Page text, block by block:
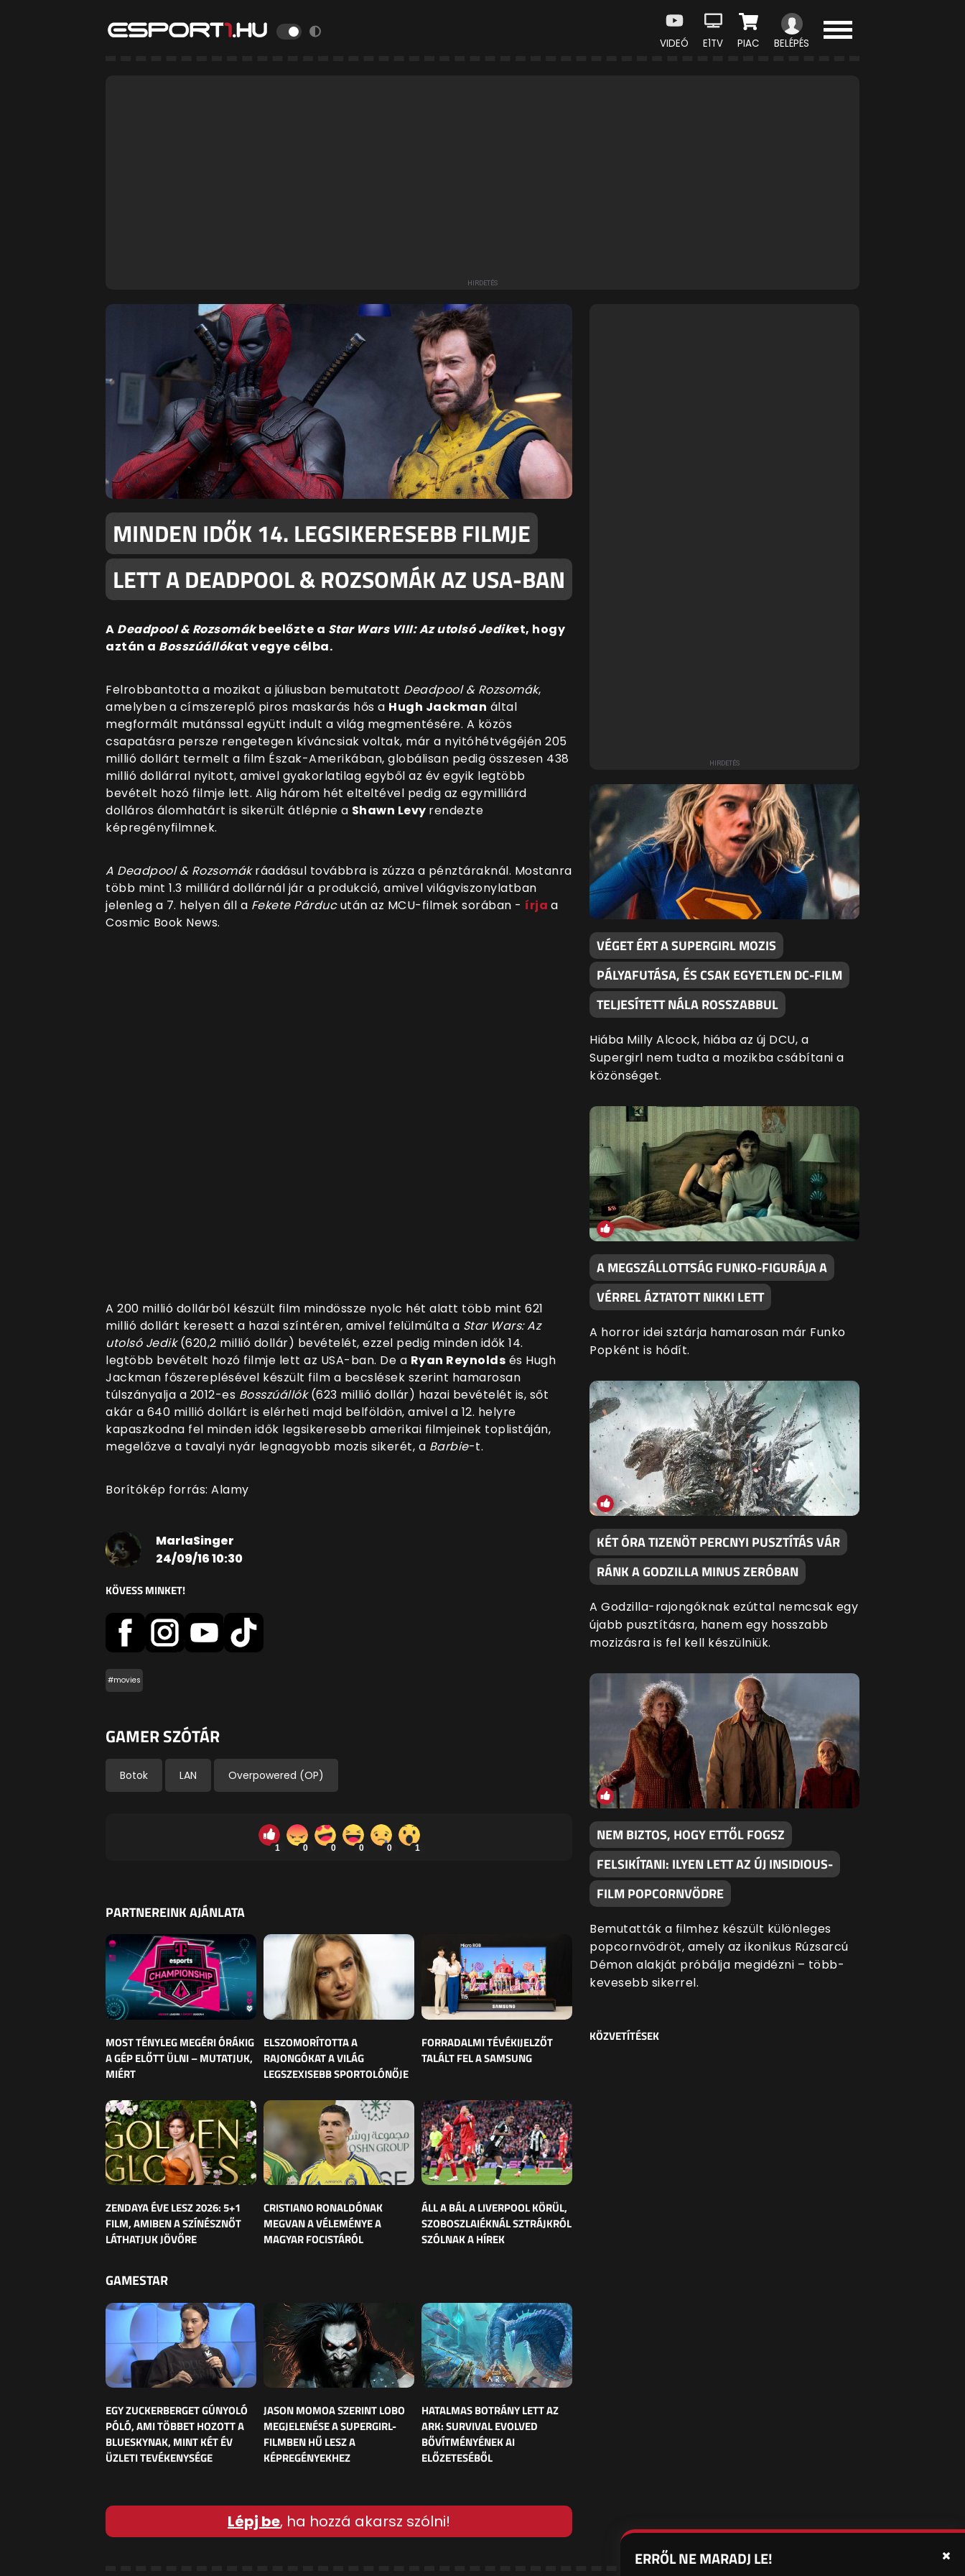
VIDEÓ E1TV PIAC BELÉPÉS
MINDEN IDŐK 14. LEGSIKERESEBB FILMJE
LETT A DEADPOOL & ROZSOMÁK AZ USA-BAN
A Deadpool & Rozsomákbeelőzte a Star Wars VIII: Az utolsó Jediket, hogy
aztán a Bosszúállókat vegye célba.
Felrobbantotta a mozikat a júliusban bemutatott Deadpool & Rozsomák,
amelyben a címszereplő piros maskarás hős a Hugh Jackman által
megformált mutánssal együtt indult a világ megmentésére. A közös
csapatásra persze rengetegen kíváncsiak voltak, már a nyitóhétvégéjén 205
millió dollárt termelt a film Észak-Amerikában, globálisan pedig összesen 438
millió dollárral nyitott, amivel gyakorlatilag egyből az év egyik legtöbb
bevételt hozó filmje lett. Alig három hét elteltével pedig az egymilliárd
dolláros álomhatárt is sikerült átlépnie a Shawn Levy rendezte
képregényfilmnek.
A Deadpool & Rozsomákráadásul továbbra is zúzza a pénztáraknál. Mostanra
több mint 1.3 milliárd dollárnál jár a produkció, amivel világviszonylatban
jelenleg a 7. helyen áll a Fekete Párducután az MCU-filmek sorában - írja a
Cosmic Book News.
A 200 millió dollárból készült film mindössze nyolc hét alatt több mint 621
millió dollárt keresett a hazai színtéren, amivel felülmúlta a Star Wars: Az
utolsó Jedik(620,2 millió dollár) bevételét, ezzel pedig minden idők 14.
legtöbb bevételt hozó filmje lett az USA-ban. De a Ryan Reynolds és Hugh
Jackman főszereplésével készült film a becslések szerint hamarosan
túlszányalja a 2012-es Bosszúállók(623 millió dollár) hazai bevételét is, sőt
akár a 640 millió dollárt is elérheti majd belföldön, amivel a 12. helyre
kapaszkodna fel minden idők legsikeresebb amerikai filmjeinek toplistáján,
megelőzve a tavalyi nyár legnagyobb mozis sikerét, a Barbie-t.
Borítókép forrás: Alamy
MarlaSinger
24/09/16 10:30
KÖVESS MINKET!
#movies
GAMER SZÓTÁR
Botok LAN Overpowered (OP)
1 0 0 0 0 1
PARTNEREINK AJÁNLATA
MOST TÉNYLEG MEGÉRI ÓRÁKIG
A GÉP ELŐTT ÜLNI – MUTATJUK,
MIÉRT
ELSZOMORÍTOTTA A
RAJONGÓKAT A VILÁG
LEGSZEXISEBB SPORTOLÓNŐJE
FORRADALMI TÉVÉKIJELZŐT
TALÁLT FEL A SAMSUNG
ZENDAYA ÉVE LESZ 2026: 5+1
FILM, AMIBEN A SZÍNÉSZNŐT
LÁTHATJUK JÖVŐRE
CRISTIANO RONALDÓNAK
MEGVAN A VÉLEMÉNYE A
MAGYAR FOCISTÁRÓL
ÁLL A BÁL A LIVERPOOL KÖRÜL,
SZOBOSZLAIÉKNÁL SZTRÁJKRÓL
SZÓLNAK A HÍREK
GAMESTAR
EGY ZUCKERBERGET GÚNYOLÓ
PÓLÓ, AMI TÖBBET HOZOTT A
BLUESKYNAK, MINT KÉT ÉV
ÜZLETI TEVÉKENYSÉGE
JASON MOMOA SZERINT LOBO
MEGJELENÉSE A SUPERGIRL-
FILMBEN HŰ LESZ A
KÉPREGÉNYEKHEZ
HATALMAS BOTRÁNY LETT AZ
ARK: SURVIVAL EVOLVED
BŐVÍTMÉNYÉNEK AI
ELŐZETESÉBŐL
Lépj be, ha hozzá akarsz szólni!
VÉGET ÉRT A SUPERGIRL MOZIS
PÁLYAFUTÁSA, ÉS CSAK EGYETLEN DC-FILM
TELJESÍTETT NÁLA ROSSZABBUL
Hiába Milly Alcock, hiába az új DCU, a
Supergirl nem tudta a mozikba csábítani a
közönséget.
A MEGSZÁLLOTTSÁG FUNKO-FIGURÁJA A
VÉRREL ÁZTATOTT NIKKI LETT
A horror idei sztárja hamarosan már Funko
Popként is hódít.
KÉT ÓRA TIZENÖT PERCNYI PUSZTÍTÁS VÁR
RÁNK A GODZILLA MINUS ZERÓBAN
A Godzilla-rajongóknak ezúttal nemcsak egy
újabb pusztításra, hanem egy hosszabb
mozizásra is fel kell készülniük.
NEM BIZTOS, HOGY ETTŐL FOGSZ
FELSIKÍTANI: ILYEN LETT AZ ÚJ INSIDIOUS-
FILM POPCORNVÖDRE
Bemutatták a filmhez készült különleges
popcornvödröt, amely az ikonikus Rúzsarcú
Démon alakját próbálja megidézni – több-
kevesebb sikerrel.
KÖZVETÍTÉSEK
ERRŐL NE MARADJ LE!